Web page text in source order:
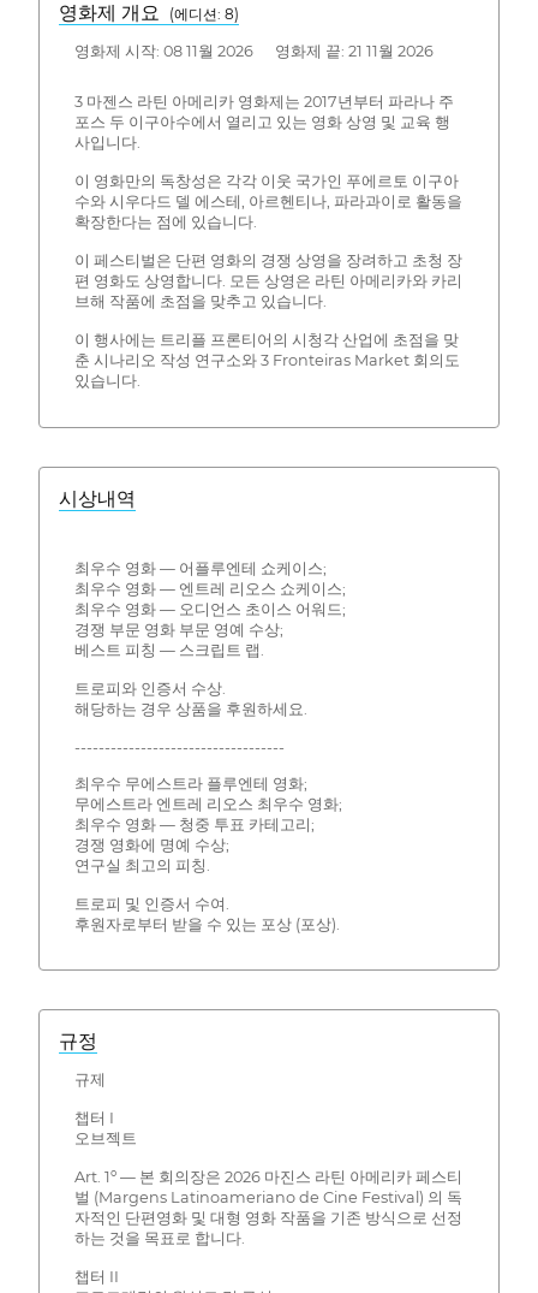
영화제 개요 (에디션: 8)
영화제 시작: 08 11월 2026 영화제 끝: 21 11월 2026
3 마젠스 라틴 아메리카 영화제는 2017년부터 파라나 주
포스 두 이구아수에서 열리고 있는 영화 상영 및 교육 행
사입니다.
이 영화만의 독창성은 각각 이웃 국가인 푸에르토 이구아
수와 시우다드 델 에스테, 아르헨티나, 파라과이로 활동을
확장한다는 점에 있습니다.
이 페스티벌은 단편 영화의 경쟁 상영을 장려하고 초청 장
편 영화도 상영합니다. 모든 상영은 라틴 아메리카와 카리
브해 작품에 초점을 맞추고 있습니다.
이 행사에는 트리플 프론티어의 시청각 산업에 초점을 맞
춘 시나리오 작성 연구소와 3 Fronteiras Market 회의도
있습니다.
시상내역
최우수 영화 — 어플루엔테 쇼케이스;
최우수 영화 — 엔트레 리오스 쇼케이스;
최우수 영화 — 오디언스 초이스 어워드;
경쟁 부문 영화 부문 영예 수상;
베스트 피칭 — 스크립트 랩.
트로피와 인증서 수상.
해당하는 경우 상품을 후원하세요.
-----------------------------------
최우수 무에스트라 플루엔테 영화;
무에스트라 엔트레 리오스 최우수 영화;
최우수 영화 — 청중 투표 카테고리;
경쟁 영화에 명예 수상;
연구실 최고의 피칭.
트로피 및 인증서 수여.
후원자로부터 받을 수 있는 포상 (포상).
규정
규제
챕터 I
오브젝트
Art. 1º — 본 회의장은 2026 마진스 라틴 아메리카 페스티
벌 (Margens Latinoameriano de Cine Festival) 의 독
자적인 단편영화 및 대형 영화 작품을 기존 방식으로 선정
하는 것을 목표로 합니다.
챕터 II